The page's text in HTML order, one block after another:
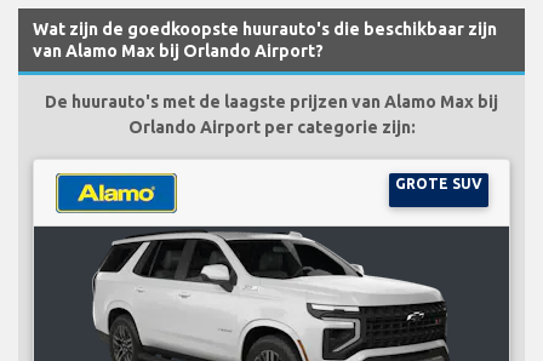
Wat zijn de goedkoopste huurauto's die beschikbaar zijn
van Alamo Max bij Orlando Airport?
De huurauto's met de laagste prijzen van Alamo Max bij
Orlando Airport per categorie zijn:
GROTE SUV